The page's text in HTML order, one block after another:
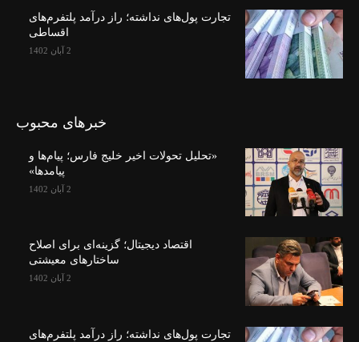
تجارت پول‌های نداشته؛ راز درآمد پلتفرم‌های
اقساطی
2 آبان 1402
خبرهای محبوب
«تحلیل تحولات اخیر خلیج فارس؛ پیام‌ها و
پیامدها»
2 آبان 1402
اقتصاد دیجیتال؛ گزینه‌ای برای اصلاح
ساختارهای معیشتی
2 آبان 1402
تجارت پول‌های نداشته؛ راز درآمد پلتفرم‌های